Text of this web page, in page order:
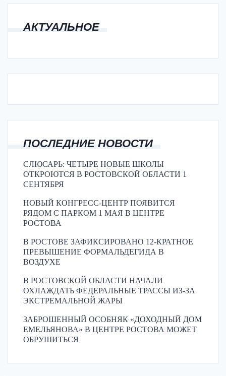
АКТУАЛЬНОЕ
ПОСЛЕДНИЕ НОВОСТИ
СЛЮСАРЬ: ЧЕТЫРЕ НОВЫЕ ШКОЛЫ
ОТКРОЮТСЯ В РОСТОВСКОЙ ОБЛАСТИ 1
СЕНТЯБРЯ
НОВЫЙ КОНГРЕСС-ЦЕНТР ПОЯВИТСЯ
РЯДОМ С ПАРКОМ 1 МАЯ В ЦЕНТРЕ
РОСТОВА
В РОСТОВЕ ЗАФИКСИРОВАНО 12-КРАТНОЕ
ПРЕВЫШЕНИЕ ФОРМАЛЬДЕГИДА В
ВОЗДУХЕ
В РОСТОВСКОЙ ОБЛАСТИ НАЧАЛИ
ОХЛАЖДАТЬ ФЕДЕРАЛЬНЫЕ ТРАССЫ ИЗ-ЗА
ЭКСТРЕМАЛЬНОЙ ЖАРЫ
ЗАБРОШЕННЫЙ ОСОБНЯК «ДОХОДНЫЙ ДОМ
ЕМЕЛЬЯНОВА» В ЦЕНТРЕ РОСТОВА МОЖЕТ
ОБРУШИТЬСЯ